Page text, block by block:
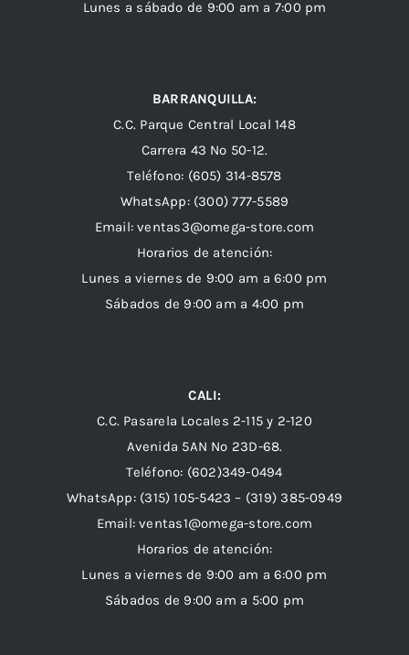
Lunes a sábado de 9:00 am a 7:00 pm
BARRANQUILLA:
C.C. Parque Central Local 148
Carrera 43 Nº 50-12.
Teléfono: (605) 314-8578
WhatsApp: (300) 777-5589
Email: ventas3@omega-store.com
Horarios de atención:
Lunes a viernes de 9:00 am a 6:00 pm
Sábados de 9:00 am a 4:00 pm
CALI:
C.C. Pasarela Locales 2-115 y 2-120
Avenida 5AN Nº 23D-68.
Teléfono: (602)349-0494
WhatsApp: (315) 105-5423 – (319) 385-0949
Email:ventas1@omega-store.com
Horarios de atención:
Lunes a viernes de 9:00 am a 6:00 pm
Sábados de 9:00 am a 5:00 pm